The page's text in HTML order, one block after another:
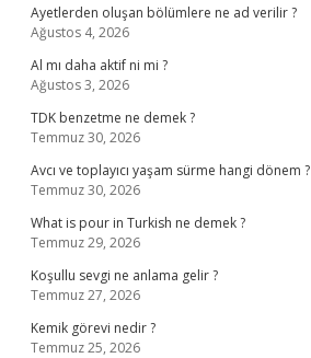
Ayetlerden oluşan bölümlere ne ad verilir ?
Ağustos 4, 2026
Al mı daha aktif ni mi ?
Ağustos 3, 2026
TDK benzetme ne demek ?
Temmuz 30, 2026
Avcı ve toplayıcı yaşam sürme hangi dönem ?
Temmuz 30, 2026
What is pour in Turkish ne demek ?
Temmuz 29, 2026
Koşullu sevgi ne anlama gelir ?
Temmuz 27, 2026
Kemik görevi nedir ?
Temmuz 25, 2026